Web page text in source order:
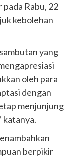
Rabu, 22
kebolehan
yang
oleh para
dengan
menjunjung
katanya.
berpikir